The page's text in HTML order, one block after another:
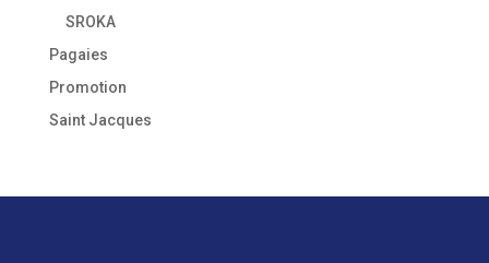
SROKA
Pagaies
Promotion
Saint Jacques